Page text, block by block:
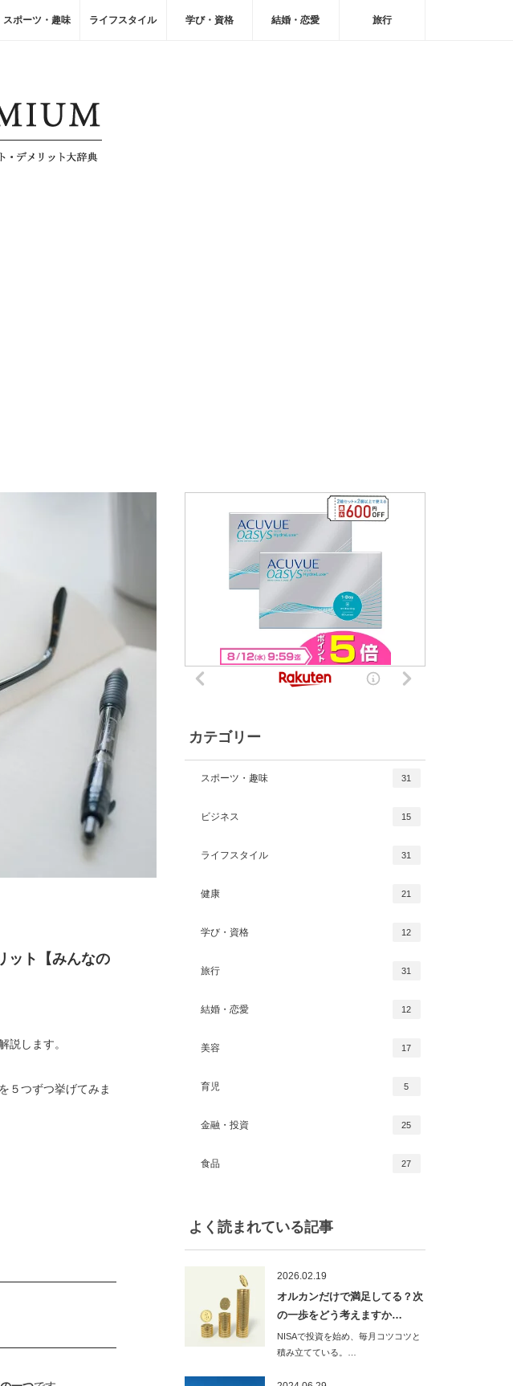
スポーツ・趣味 ライフスタイル 学び・資格 結婚・恋愛 旅行
ット【みんなの
説します。
５つずつ挙げてみま
カテゴリー
スポーツ・趣味 31
ビジネス 15
ライフスタイル 31
健康 21
学び・資格 12
旅行 31
結婚・恋愛 12
美容 17
育児 5
金融・投資 25
食品 27
よく読まれている記事
2026.02.19
オルカンだけで満足してる？次
の一歩をどう考えますか…
NISAで投資を始め、毎月コツコツと
積み立てている。…